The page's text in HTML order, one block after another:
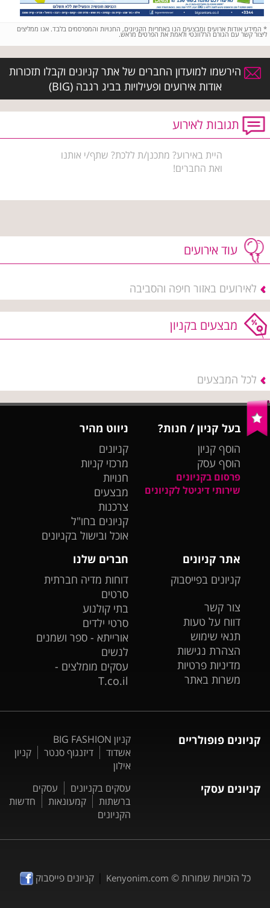
* המידע אודות ארועים ומבצעים הנו באחריות הקניונים, החנויות והמפרסמים בלבד. אנו ממליצים
ליצור קשר עם הגורם הרלוונטי ולאמת את הפרטים מראש.
הירשמו למועדון החברים של אתר קניונים וקבלו תזכורות
אודות אירועים ופעילויות בביג רגבה (BIG)
תגובות לאירוע
היית באירוע? מתכנן/ת ללכת? שתף/י אותנו
ואת החברים!
עוד אירועים
לאירועים באזור חיפה והסביבה
מבצעים בקניון
לכל המבצעים
בעל קניון / חנות?
הוסף קניון
הוסף עסק
פרסום בקניונים
שירותי דיגיטל לקניונים
ניווט מהיר
קניונים
מרכזי קניות
חנויות
מבצעים
צרכנות
קניונים בחו"ל
אוכל ובישול בקניונים
אתר קניונים
קניונים בפייסבוק
צור קשר
דווח על טעות
תנאי שימוש
הצהרת נגישות
מדיניות פרטיות
משרות באתר
חברים שלנו
דוחות מדיה חברתית
סרטים
בתי קולנוע
סרטי ילדים
אורייתא - ספר ושמנים
לנשים
עסקים מומלצים -
T.co.il
קניונים פופולריים
קניון BIG FASHION
אשדוד
דיזנגוף סנטר
קניון
אילון
קניונים עסקי עסקים בקניונים
עסקים
ברשתות
קמעונאות
חדשות
הקניונים
כל הזכויות שמורות © Kenyonim.com
|קניונים פייסבוק